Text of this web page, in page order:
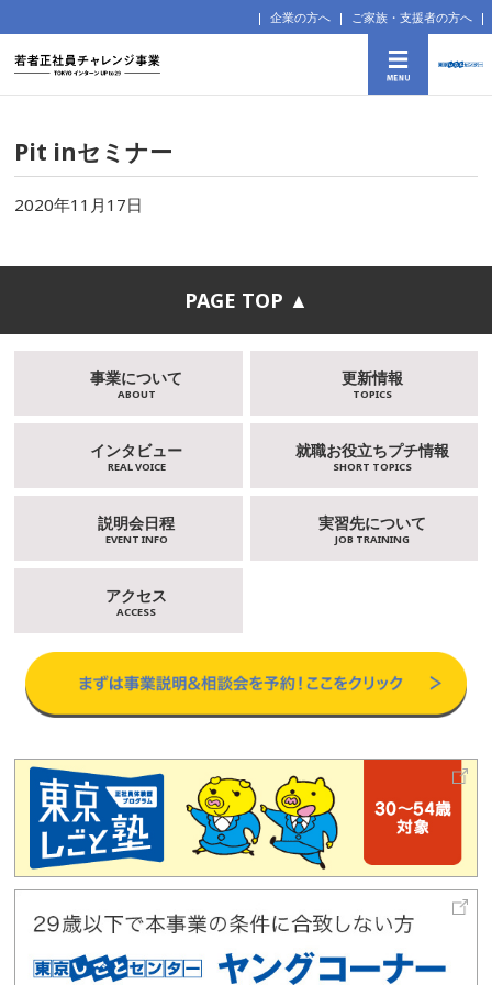
企業の方へ ご家族・支援者の方へ
Pit inセミナー
2020年11月17日
PAGE TOP ▲
事業について
ABOUT
更新情報
TOPICS
インタビュー
REAL VOICE
就職お役立ちプチ情報
SHORT TOPICS
説明会日程
EVENT INFO
実習先について
JOB TRAINING
アクセス
ACCESS